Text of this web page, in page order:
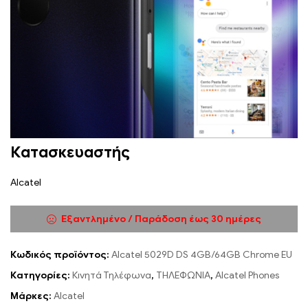
Κατασκευαστής
Alcatel
Εξαντλημένο / Παράδοση έως 30 ημέρες
Κωδικός προϊόντος: Alcatel 5029D DS 4GB/64GB Chrome EU
Κατηγορίες: Κινητά Τηλέφωνα, ΤΗΛΕΦΩΝΙΑ, Alcatel Phones
Μάρκες: Alcatel